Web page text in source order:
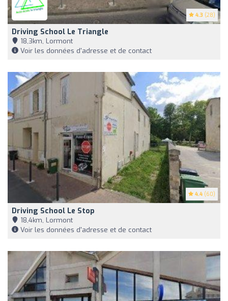
4.3 (28)
Driving School Le Triangle
18,3km, Lormont
Voir les données d'adresse et de contact
4.4 (60)
Driving School Le Stop
18,4km, Lormont
Voir les données d'adresse et de contact